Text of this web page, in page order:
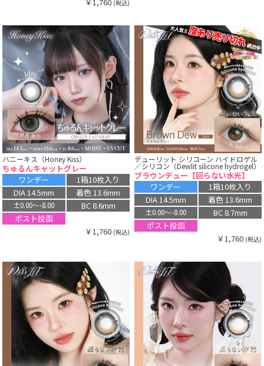
(税込)
ハニーキス（Honey Kiss）
ちゅるんキャットグレー
ワンデー
1箱10枚入り
DIA 14.5mm
着色 13.6mm
±0.00〜-8.00
BC 8.6mm
ポスト投函
￥1,760 (税込)
デューリット シリコーン ハイドロゲル
／シリコン（Dewlit silicone hydrogel）
ブラウンデュー【回らない水光】
ワンデー
1箱10枚入り
DIA 14.5mm
着色 13.6mm
±0.00〜-8.00
BC 8.7mm
ポスト投函
￥1,760 (税込)